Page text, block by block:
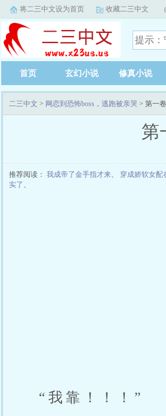
将二三中文设为首页 收藏二三中文
首页 玄幻小说 修真小说
二三中文 > 网恋到恐怖boss，逃跑被亲哭 > 第一
第
推荐阅读： 我成帝了金手指才来、 穿成娇软女配
实了 、
“我靠！！！”